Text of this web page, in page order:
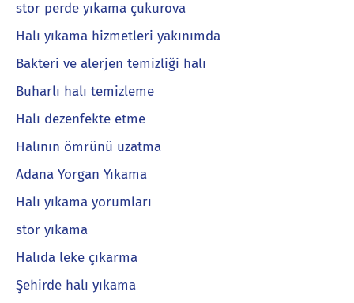
stor perde yıkama çukurova
Halı yıkama hizmetleri yakınımda
Bakteri ve alerjen temizliği halı
Buharlı halı temizleme
Halı dezenfekte etme
Halının ömrünü uzatma
Adana Yorgan Yıkama
Halı yıkama yorumları
stor yıkama
Halıda leke çıkarma
Şehirde halı yıkama